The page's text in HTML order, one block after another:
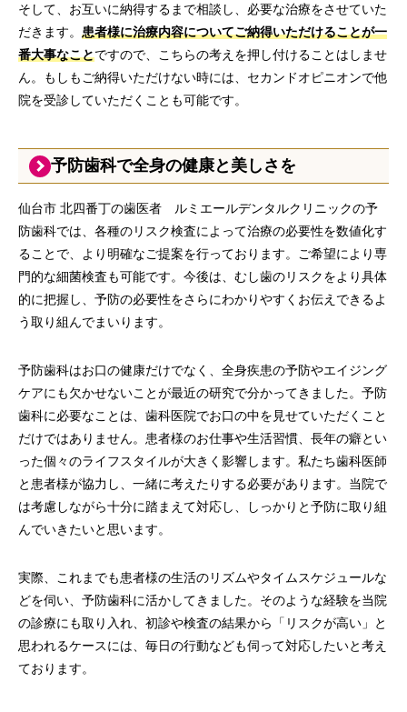
そして、お互いに納得するまで相談し、必要な治療をさせていた
だきます。 患者様に治療内容についてご納得いただけることが一
番大事なことですので、こちらの考えを押し付けることはしませ
ん。もしもご納得いただけない時には、セカンドオピニオンで他
院を受診していただくことも可能です。
予防歯科で全身の健康と美しさを
仙台市 北四番丁の歯医者 ルミエールデンタルクリニックの予
防歯科では、各種のリスク検査によって治療の必要性を数値化す
ることで、より明確なご提案を行っております。ご希望により専
門的な細菌検査も可能です。今後は、むし歯のリスクをより具体
的に把握し、予防の必要性をさらにわかりやすくお伝えできるよ
う取り組んでまいります。
予防歯科はお口の健康だけでなく、全身疾患の予防やエイジング
ケアにも欠かせないことが最近の研究で分かってきました。予防
歯科に必要なことは、歯科医院でお口の中を見せていただくこと
だけではありません。患者様のお仕事や生活習慣、長年の癖とい
った個々のライフスタイルが大きく影響します。私たち歯科医師
と患者様が協力し、一緒に考えたりする必要があります。当院で
は考慮しながら十分に踏まえて対応し、しっかりと予防に取り組
んでいきたいと思います。
実際、これまでも患者様の生活のリズムやタイムスケジュールな
どを伺い、予防歯科に活かしてきました。そのような経験を当院
の診療にも取り入れ、初診や検査の結果から「リスクが高い」と
思われるケースには、毎日の行動なども伺って対応したいと考え
ております。